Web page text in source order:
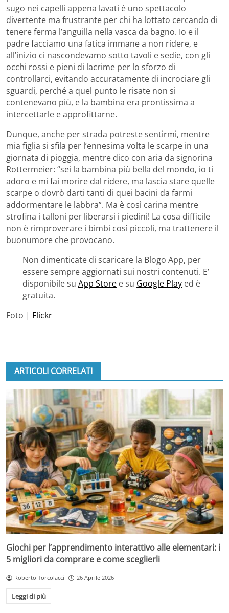
sugo nei capelli appena lavati è uno spettacolo
divertente ma frustrante per chi ha lottato cercando di
tenere ferma l’anguilla nella vasca da bagno. Io e il
padre facciamo una fatica immane a non ridere, e
all’inizio ci nascondevamo sotto tavoli e sedie, con gli
occhi rossi e pieni di lacrime per lo sforzo di
controllarci, evitando accuratamente di incrociare gli
sguardi, perché a quel punto le risate non si
contenevano più, e la bambina era prontissima a
intercettarle e approfittarne.
Dunque, anche per strada potreste sentirmi, mentre
mia figlia si sfila per l’ennesima volta le scarpe in una
giornata di pioggia, mentre dico con aria da signorina
Rottermeier: “sei la bambina più bella del mondo, io ti
adoro e mi fai morire dal ridere, ma lascia stare quelle
scarpe o dovrò darti tanti di quei bacini da farmi
addormentare le labbra”. Ma è così carina mentre
strofina i talloni per liberarsi i piedini! La cosa difficile
non è rimproverare i bimbi così piccoli, ma trattenere il
buonumore che provocano.
Non dimenticate di scaricare la Blogo App, per
essere sempre aggiornati sui nostri contenuti. E’
disponibile su App Store e su Google Play ed è
gratuita.
Foto | Flickr
ARTICOLI CORRELATI
Giochi per l’apprendimento interattivo alle elementari: i
5 migliori da comprare e come sceglierli
Roberto Torcolacci 26 Aprile 2026
Leggi di più